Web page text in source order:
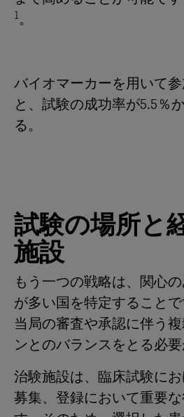
1 。
バイオマーカーを用いて
と、試験の成功率が5.5％
る。
試験の場所と
施設
もう一つの戦略は、関心
が多い国を特定すること
当局の審査や承認に伴う
ンとのバランスをとる必要
治験施設は、臨床試験にお
募集、登録において重要